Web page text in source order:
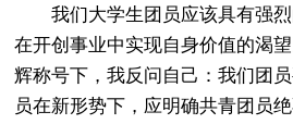
我们大学生团员应该具有强
在开创事业中实现自身价值的渴
辉称号下，我反问自己：我们团
员在新形势下，应明确共青团员